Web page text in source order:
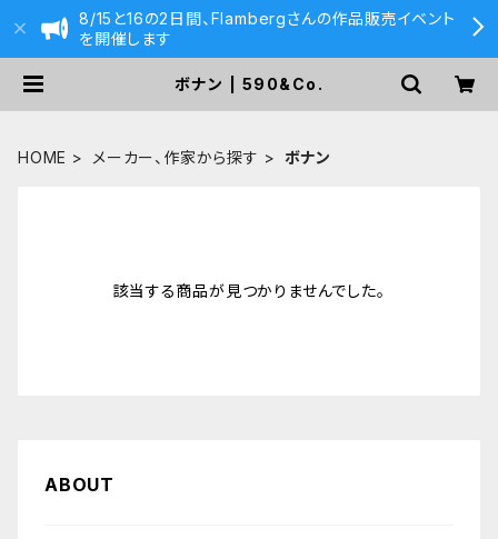
8/15と16の2日間、Flambergさんの作品販売イベント
を開催します
ボナン | 590&Co.
HOME メーカー、作家から探す ボナン
該当する商品が見つかりませんでした。
ABOUT